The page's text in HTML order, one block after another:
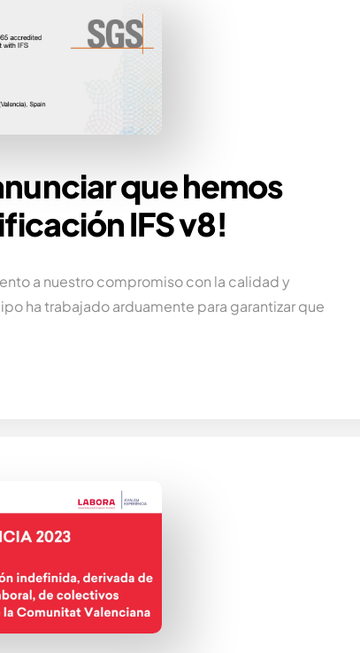
que hemos
IFS v8!
a nuestro compromiso con la calidad y
ha trabajado arduamente para garantizar que